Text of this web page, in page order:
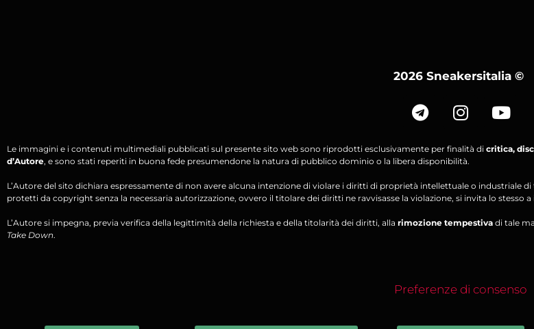
2026 Sneakersitalia©
Le immagini e i contenuti multimediali pubblicati sul presente sito web sono riprodotti esclusivamente per finalità di critica,
d’Autore, e sono stati reperiti in buona fede presumendone la natura di pubblico dominio o la libera disponibilità.
L’Autore del sito dichiara espressamente di non avere alcuna intenzione di violare i diritti di proprietà intellettuale o
protetti da copyright senza la necessaria autorizzazione, ovvero il titolare dei diritti ne ravvisasse la violazione, si invita lo stesso
L’Autore si impegna, previa verifica della legittimità della richiesta e della titolarità dei diritti, alla rimozione tempestiva di tale
Take Down.
Preferenze di consenso